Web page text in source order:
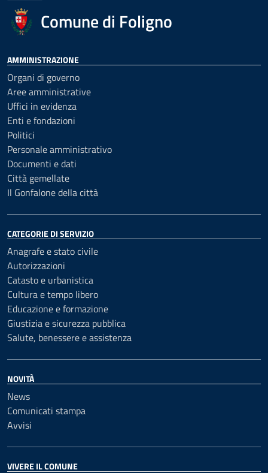
Comune di Foligno
AMMINISTRAZIONE
Organi di governo
Aree amministrative
Uffici in evidenza
Enti e fondazioni
Politici
Personale amministrativo
Documenti e dati
Città gemellate
Il Gonfalone della città
CATEGORIE DI SERVIZIO
Anagrafe e stato civile
Autorizzazioni
Catasto e urbanistica
Cultura e tempo libero
Educazione e formazione
Giustizia e sicurezza pubblica
Salute, benessere e assistenza
NOVITÀ
News
Comunicati stampa
Avvisi
VIVERE IL COMUNE